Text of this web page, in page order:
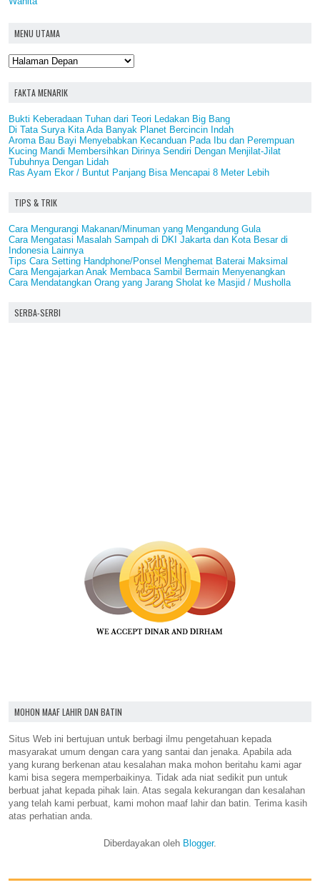
MENU UTAMA
FAKTA MENARIK
Bukti Keberadaan Tuhan dari Teori Ledakan Big Bang
Di Tata Surya Kita Ada Banyak Planet Bercincin Indah
Aroma Bau Bayi Menyebabkan Kecanduan Pada Ibu dan Perempuan
Kucing Mandi Membersihkan Dirinya Sendiri Dengan Menjilat-Jilat
Tubuhnya Dengan Lidah
Ras Ayam Ekor / Buntut Panjang Bisa Mencapai 8 Meter Lebih
TIPS & TRIK
Cara Mengurangi Makanan/Minuman yang Mengandung Gula
Cara Mengatasi Masalah Sampah di DKI Jakarta dan Kota Besar di
Indonesia Lainnya
Tips Cara Setting Handphone/Ponsel Menghemat Baterai Maksimal
Cara Mengajarkan Anak Membaca Sambil Bermain Menyenangkan
Cara Mendatangkan Orang yang Jarang Sholat ke Masjid / Musholla
SERBA-SERBI
MOHON MAAF LAHIR DAN BATIN
Situs Web ini bertujuan untuk berbagi ilmu pengetahuan kepada
masyarakat umum dengan cara yang santai dan jenaka. Apabila ada
yang kurang berkenan atau kesalahan maka mohon beritahu kami agar
kami bisa segera memperbaikinya. Tidak ada niat sedikit pun untuk
berbuat jahat kepada pihak lain. Atas segala kekurangan dan kesalahan
yang telah kami perbuat, kami mohon maaf lahir dan batin. Terima kasih
atas perhatian anda.
Diberdayakan oleh Blogger.